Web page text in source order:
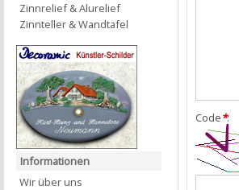
Code*:
Zinnrelief & Alurelief
Zinnteller & Wandtafel
Informationen
Wir über uns